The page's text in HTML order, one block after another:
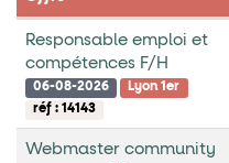
Responsable emploi et
compétences F/H
06-08-2026
Lyon 1er
réf : 14143
Webmaster community